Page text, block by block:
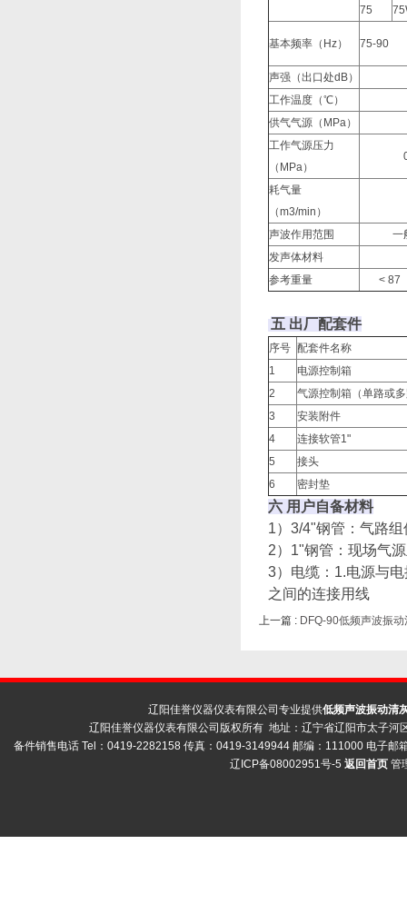
75
基本频率（Hz） 75-90
声强（出口处dB）
工作温度（℃）
供气气源（MPa）
工作气源压力
（MPa）
耗气量
（m3/min）
声波作用范围
一般作
发声体材料
参考重量
< 87
五 出厂配套件
序号 配套件名称
1
电源控制箱
2
气源控制箱（单路或
3
安装附件
4
连接软管1"
5
接头
6
密封垫
六 用户自备材料
1）3/4"钢管：气路
2）1"钢管：现场气
3）电缆： 1.电源与
之间的连接用线
上一篇 : DFQ-90低频声波振
辽阳佳誉仪器仪表有限公司专业提供低频声波振动清
辽阳佳誉仪器仪表有限公司版权所有 地址：辽宁省辽阳市太子河
备件销售电话 Tel：0419-2282158 传真：0419-3149944 邮编：111000 电子邮
辽ICP备08002951号-5 返回首页 管